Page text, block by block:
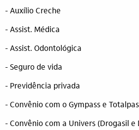
- Auxílio Creche
- Assist. Médica
- Assist. Odontológica
- Seguro de vida
- Previdência privada
- Convênio com o Gympass e
- Convênio com a Univers (Drogasil e